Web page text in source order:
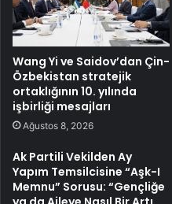
Wang Yi ve Saidov’dan Çin-
Özbekistan stratejik
ortaklığının 10. yılında
işbirliği mesajları
Ağustos 8, 2026
Ak Partili Vekilden Ay
Yapım Temsilcisine “Aşk-I
Memnu” Sorusu: “Gençliğe